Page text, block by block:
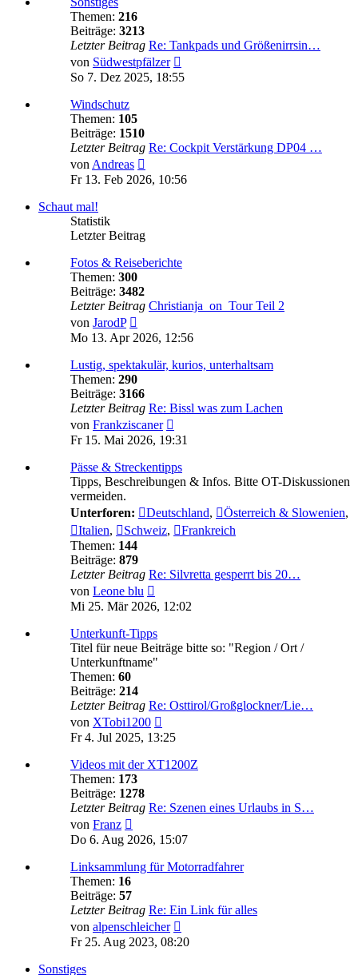
Themen: 216
Beiträge: 3213
Letzter Beitrag Re: Tankpads und Größenirrsin…
von Südwestpfälzer
Beitrag
So 7. Dez 2025, 18:55
Windschutz
Themen: 105
Beiträge: 1510
Letzter Beitrag Re: Cockpit Verstärkung DP04 …
von Andreas
Beitrag
Fr 13. Feb 2026, 10:56
Schaut mal!
Statistik
Letzter Beitrag
Fotos & Reiseberichte
Themen: 300
Beiträge: 3482
Letzter Beitrag Christianja_on_Tour Teil 2
von JarodP
Beitrag
Mo 13. Apr 2026, 12:56
Lustig, spektakulär, kurios, unterhaltsam
Themen: 290
Beiträge: 3166
Letzter Beitrag Re: Bissl was zum Lachen
von Frankziscaner
Beitrag
Fr 15. Mai 2026, 19:31
Pässe & Streckentipps
Tipps, Beschreibungen & Infos. Bitte OT-Diskussionen
vermeiden.
Unterforen:
Deutschland, Österreich & Slowenien,
Italien, Schweiz,
Frankreich
Themen: 144
Beiträge: 879
Letzter Beitrag Re: Silvretta gesperrt bis 20…
von Leone blu
Beitrag
Mi 25. Mär 2026, 12:02
Unterkunft-Tipps
Titel für neue Beiträge bitte so: "Region / Ort /
Unterkunftname"
Themen: 60
Beiträge: 214
Letzter Beitrag Re: Osttirol/Großglockner/Lie…
von XTobi1200
Beitrag
Fr 4. Jul 2025, 13:25
Videos mit der XT1200Z
Themen: 173
Beiträge: 1278
Letzter Beitrag Re: Szenen eines Urlaubs in S…
von Franz
Beitrag
Do 6. Aug 2026, 15:07
Linksammlung für Motorradfahrer
Themen: 16
Beiträge: 57
Letzter Beitrag Re: Ein Link für alles
von alpenschleicher
Beitrag
Fr 25. Aug 2023, 08:20
Sonstiges